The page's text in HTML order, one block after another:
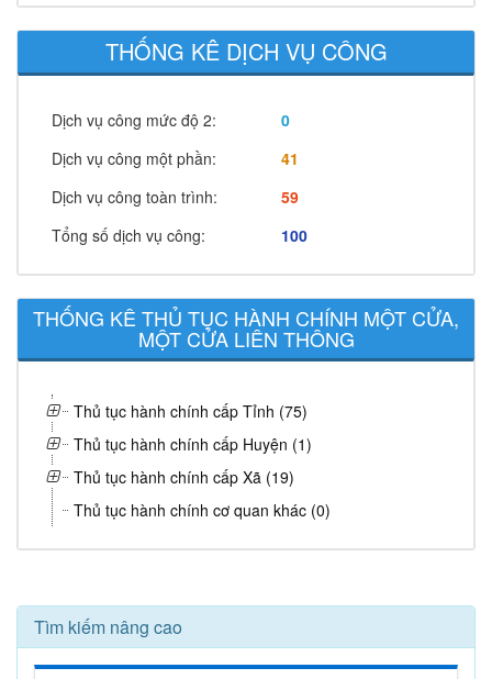
THỐNG KÊ DỊCH VỤ CÔNG
Dịch vụ công mức độ 2:
0
Dịch vụ công một phần:
41
Dịch vụ công toàn trình:
59
Tổng số dịch vụ công:
100
THỐNG KÊ THỦ TỤC HÀNH CHÍNH MỘT CỬA,
MỘT CỬA LIÊN THÔNG
Thủ tục hành chính cấp Tỉnh (75)
Thủ tục hành chính cấp Huyện (1)
Thủ tục hành chính cấp Xã (19)
Thủ tục hành chính cơ quan khác (0)
Tìm kiếm nâng cao